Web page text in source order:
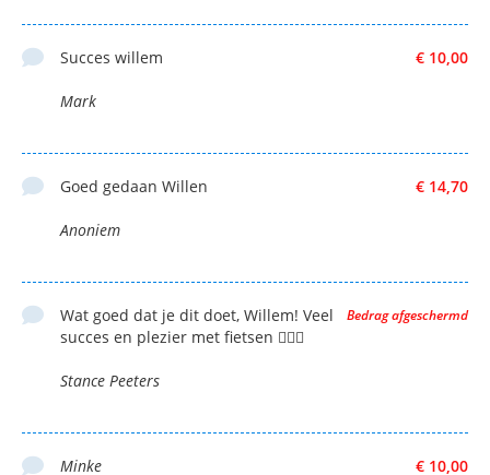
€ 10,00
Succes willem
Mark
€ 14,70
Goed gedaan Willen
Anoniem
Bedrag afgeschermd
Wat goed dat je dit doet, Willem! Veel
succes en plezier met fietsen 👍🏻🍀
Stance Peeters
€ 10,00
Minke